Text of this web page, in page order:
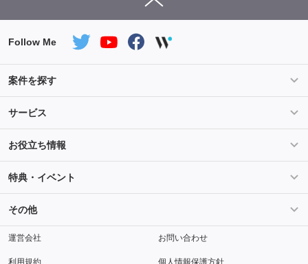
Follow Me
案件を探す
条件を指定して案件を探す
Salesforce案件特集 AWS案件特集
サービス
サービス紹介
ご登録から参画までの流れ フリーランスの声
お役立ち情報
ライフ
キャリア スキル・テクノロジー
特典・イベント
セミナー
その他
メディアパートナー 採用
運営会社 お問い合わせ
利用規約 個人情報保護方針